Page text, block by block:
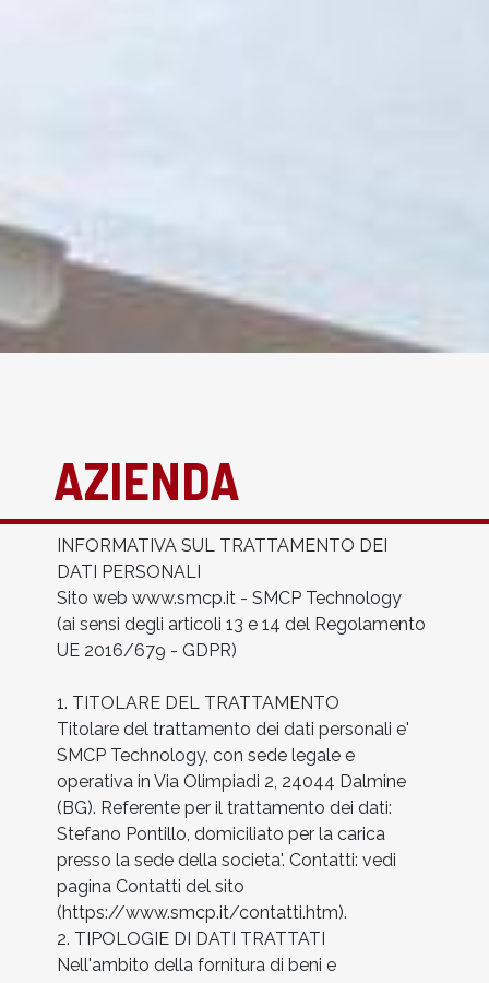
AZIENDA
INFORMATIVA SUL TRATTAMENTO DEI
DATI PERSONALI
Sito web www.smcp.it - SMCP Technology
(ai sensi degli articoli 13 e 14 del Regolamento
UE 2016/679 - GDPR)
1. TITOLARE DEL TRATTAMENTO
Titolare del trattamento dei dati personali e'
SMCP Technology, con sede legale e
operativa in Via Olimpiadi 2, 24044 Dalmine
(BG). Referente per il trattamento dei dati:
Stefano Pontillo, domiciliato per la carica
presso la sede della societa'. Contatti: vedi
pagina Contatti del sito
(https://www.smcp.it/contatti.htm).
2. TIPOLOGIE DI DATI TRATTATI
Nell'ambito della fornitura di beni e